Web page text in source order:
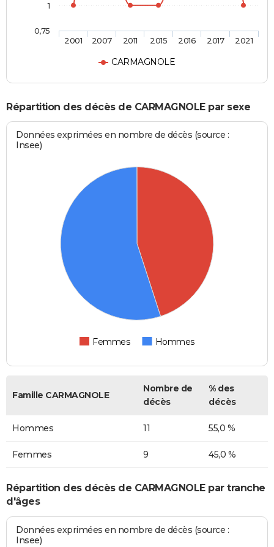
CARMAGNOLE
2001 2007 2011 2015 2016 2017 2021
0,75
1
Répartition des décès de CARMAGNOLE par sexe
Données exprimées en nombre de décès (source :
Insee)
Femmes Hommes
Famille CARMAGNOLE
Nombre de
décès
% des
décès
Hommes 11 55,0 %
Femmes 9 45,0 %
Répartition des décès de CARMAGNOLE par tranche
d'âges
Données exprimées en nombre de décès (source :
Insee)